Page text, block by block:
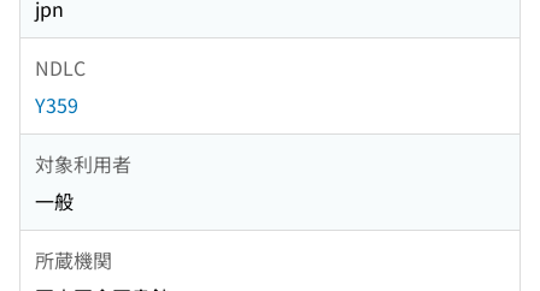
jpn
NDLC
Y359
対象利用者
一般
所蔵機関